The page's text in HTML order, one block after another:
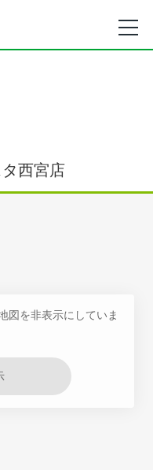
西宮店
図を非表示にしていま